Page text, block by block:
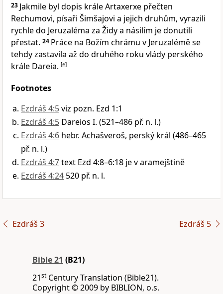
23 Jakmile byl dopis krále Artaxerxe přečten
Rechumovi, písaři Šimšajovi a jejich druhům, vyrazili
rychle do Jeruzaléma za Židy a násilím je donutili
přestat. 24 Práce na Božím chrámu v Jeruzalémě se
tehdy zastavila až do druhého roku vlády perského
krále Dareia. [e]
Footnotes
Ezdráš 4:5viz pozn. Ezd 1:1
Ezdráš 4:5 Dareios I. (521–486 př. n. l.)
Ezdráš 4:6 hebr. Achašveroš, perský král (486–465
př. n. l.)
Ezdráš 4:7text Ezd 4:8–6:18 je v aramejštině
Ezdráš 4:24 520 př. n. l.
Ezdráš 3 Ezdráš 5
Bible 21 (B21)
21st Century Translation (Bible21).
Copyright © 2009 by BIBLION, o.s.